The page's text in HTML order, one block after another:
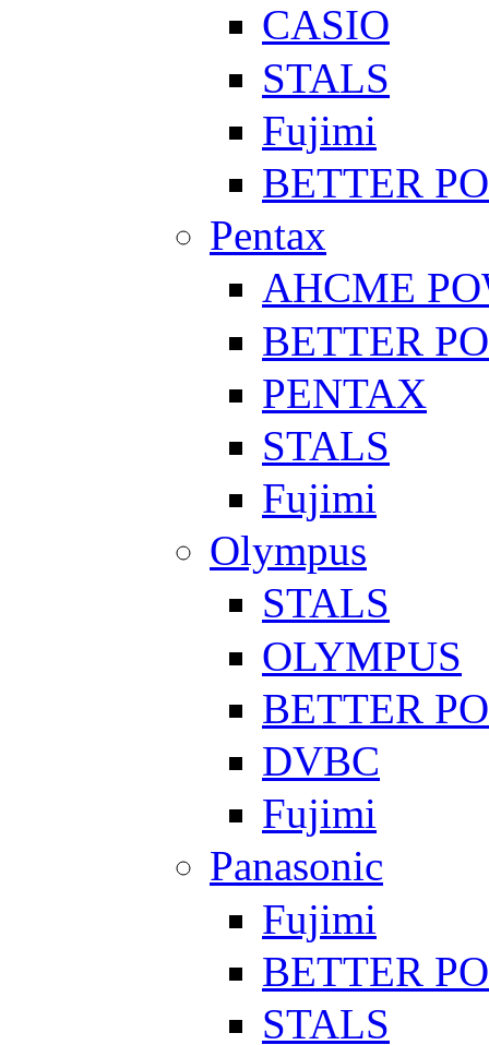
CASIO
STALS
Fujimi
BETTER
Pentax
AHCME
BETTER
PENTAX
STALS
Fujimi
Olympus
STALS
OLYMPUS
BETTER
DVBC
Fujimi
Panasonic
Fujimi
BETTER
STALS